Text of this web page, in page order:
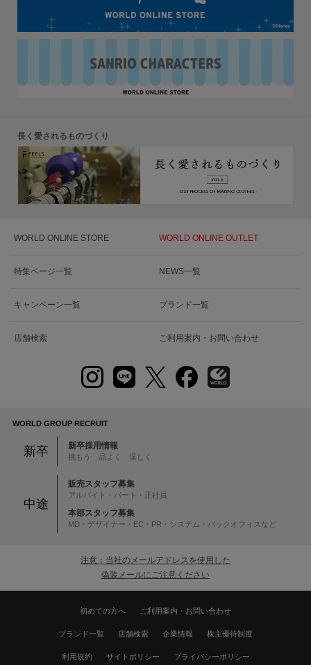
長く愛されるものづくり
WORLD ONLINE STORE WORLD ONLINE OUTLET
特集ページ一覧 NEWS一覧
キャンペーン一覧 ブランド一覧
店舗検索 ご利用案内・お問い合わせ
WORLD GROUP RECRUIT
新卒 新卒採用情報
挑もう 品よく 逞しく
中途
販売スタッフ募集
アルバイト・パート・正社員
本部スタッフ募集
MD・デザイナー・EC・PR・システム・バックオフィスなど
注意：当社のメールアドレスを使用した
偽装メールにご注意ください
初めての方へ ご利用案内・お問い合わせ
ブランド一覧 店舗検索 企業情報 株主優待制度
利用規約 サイトポリシー プライバシーポリシー